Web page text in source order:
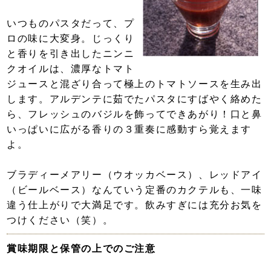
いつものパスタだって、プ
ロの味に大変身。じっくり
と香りを引き出したニンニ
クオイルは、濃厚なトマト
ジュースと混ざり合って極上のトマトソースを生み出
します。アルデンテに茹でたパスタにすばやく絡めた
ら、フレッシュのバジルを飾ってできあがり！口と鼻
いっぱいに広がる香りの３重奏に感動すら覚えます
よ。
ブラディーメアリー（ウオッカベース）、レッドアイ
（ビールベース）なんていう定番のカクテルも、一味
違う仕上がりで大満足です。飲みすぎには充分お気を
つけください（笑）。
賞味期限と保管の上でのご注意